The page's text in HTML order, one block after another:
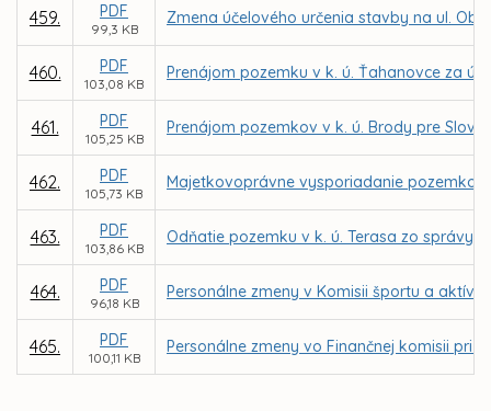
459. PDF
99,3 KB
Zmena účelového určenia stavby na ul.
460. PDF
103,08 KB
Prenájom pozemku v k. ú. Ťahanovce za
461. PDF
105,25 KB
Prenájom pozemkov v k. ú. Brody pre
462. PDF
105,73 KB
Majetkovoprávne vysporiadanie pozemkov
463. PDF
103,86 KB
Odňatie pozemku v k. ú. Terasa zo správy
464. PDF
96,18 KB
Personálne zmeny v Komisii športu a
465. PDF
100,11 KB
Personálne zmeny vo Finančnej komisii pri